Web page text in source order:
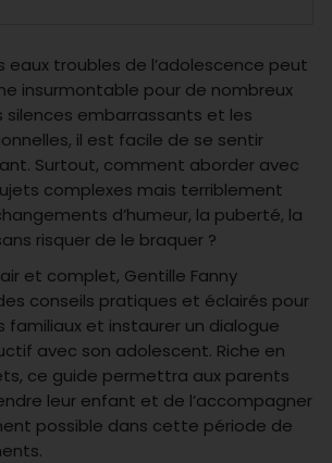
eaux troubles de l’adolescence peut
insurmontable pour de nombreux
silences embarrassants et les
il est facile de se sentir
Surtout, comment aborder avec
complexes mais terriblement
d’humeur, la puberté, la
risquer de le braquer ?
et complet, Gentille Fanny
conseils pratiques et éclairés pour
familiaux et instaurer un dialogue
avec son adolescent. Riche en
ce guide permettra aux parents
leur enfant et de l’accompagner
possible dans cette période de